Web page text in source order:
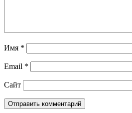
Имя *
Email *
Сайт